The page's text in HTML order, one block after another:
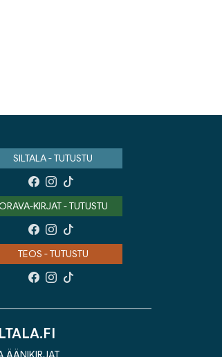
SILTALA - TUTUSTU
KIRJAT - TUTUSTU
TEOS - TUTUSTU